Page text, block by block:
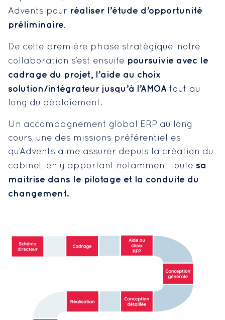
Advents pour réaliser l’étude d’opportunité
préliminaire.
De cette première phase stratégique, notre
collaboration s’est ensuite poursuivie avec le
cadrage du projet, l’aide au choix
solution/intégrateur jusqu’à l’AMOA tout au
long du déploiement.
Un accompagnement global ERP au long
cours, une des missions préférentielles
qu’Advents aime assurer depuis la création du
cabinet, en y apportant notamment toute sa
maitrise dans le pilotage et la conduite du
changement.